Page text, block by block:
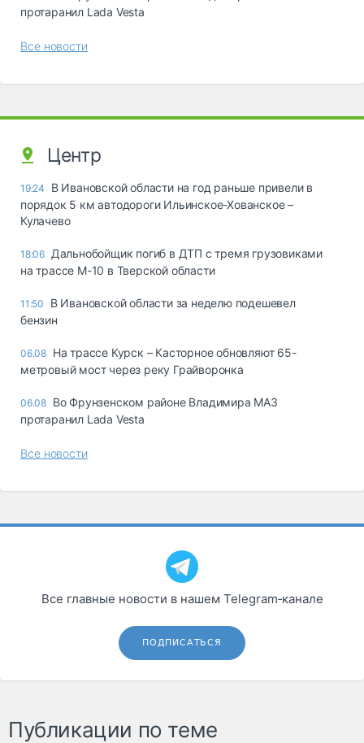
протаранил Lada Vesta
Все новости
Центр
19:24
В Ивановской области на год раньше привели в
порядок 5 км автодороги Ильинское-Хованское –
Кулачево
18:06 Дальнобойщик погиб в ДТП с тремя грузовиками
на трассе М-10 в Тверской области
11:50
В Ивановской области за неделю подешевел
бензин
06.08 На трассе Курск – Касторное обновляют 65-
метровый мост через реку Грайворонка
06.08 Во Фрунзенском районе Владимира МАЗ
протаранил Lada Vesta
Все новости
Все главные новости в нашем Telegram‑канале
ПОДПИСАТЬСЯ
Публикации по теме